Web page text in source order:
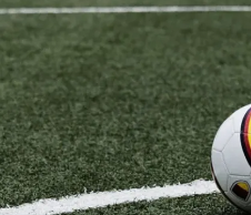
SOCIETÀ
CULTURA
ECONOMIA E LAVORO
EVENTI